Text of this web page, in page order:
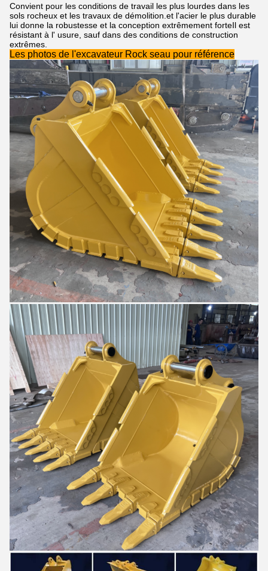
Convient pour les conditions de travail les plus lourdes dans les
sols rocheux et les travaux de démolition.et l'acier le plus durable
lui donne la robustesse et la conception extrêmement forteIl est
résistant à l' usure, sauf dans des conditions de construction
extrêmes.
Les photos de l'excavateur Rock seau pour référence